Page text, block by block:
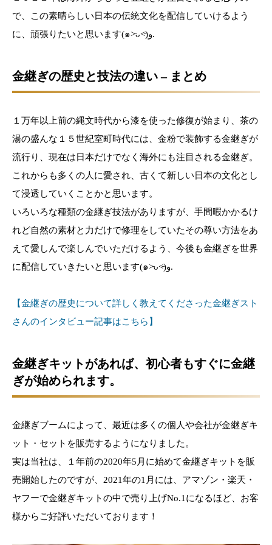
で、この素晴らしい日本の伝統文化を配信していけるよう
に、頑張りたいと思います(๑˃̵ᴗ˂̵)و.
金継ぎの歴史と技法の違い – まとめ
１万年以上前の縄文時代から漆を使った修復が始まり、茶の
湯の盛んな１５世紀室町時代には、金粉で装飾する金継ぎが
流行り、現在は日本だけでなく海外にも注目される金継ぎ。
これからも多くの人に愛され、古くて新しい日本の文化とし
て浸透していくことかと思います。
いろいろな種類の金継ぎ技法がありますが、手間暇かかるけ
れど自然の素材と力だけで修理をしていたその尊い方法をあ
えて愛しんで楽しんでいただけるよう、今後も金継ぎを世界
に配信していきたいと思います(๑˃̵ᴗ˂̵)و.
【金継ぎの歴史について詳しく教えてくださった金継ぎスト
さんのインタビュー記事はこちら】
金継ぎキットがあれば、初心者もすぐに金継
ぎが始められます。
金継ぎブームによって、最近は多くの個人や会社が金継ぎキ
ット・セットを販売するようになりました。
実は当社は、１年前の2020年5月に始めて金継ぎキットを販
売開始したのですが、2021年の1月には、アマゾン・楽天・
ヤフーで金継ぎキットの中で売り上げNo.1になるほど、お客
様からご好評いただいております！